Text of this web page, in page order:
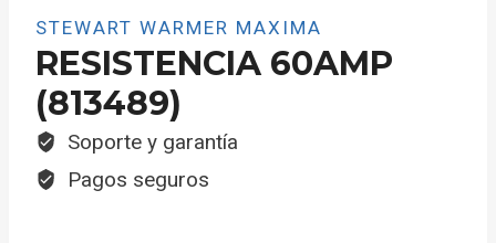
STEWART WARMER MAXIMA
RESISTENCIA 60AMP
(813489)
Soporte y garantía
Pagos seguros